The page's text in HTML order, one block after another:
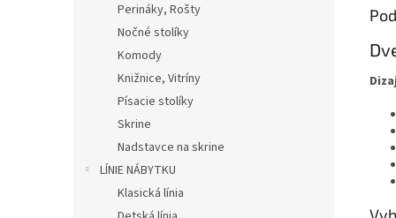
Perináky, Rošty
Nočné stolíky
Komody
Knižnice, Vitríny
Písacie stolíky
Skrine
Nadstavce na skrine
LÍNIE NÁBYTKU
Klasická línia